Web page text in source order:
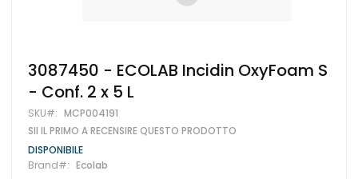
Vai
all'inizio
della
galleria
di
immagini
3087450 - ECOLAB Incidin OxyFoam S
- Conf. 2 x 5 L
SKU MCP004191
SII IL PRIMO A RECENSIRE QUESTO PRODOTTO
DISPONIBILE
Brand
Ecolab